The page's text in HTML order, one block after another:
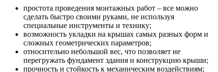
простота проведения монтажных работ – все можно
сделать быстро своими руками, не используя
специальные инструменты и технику;
возможность укладки на крышах самых разных форм и
сложных геометрических параметров;
относительно небольшой вес, что позволяет не
перегружать фундамент здания и конструкцию крыши;
прочность и стойкость к механическим воздействиям;